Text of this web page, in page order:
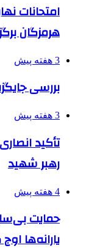
هرمزگان
3 هفته پیش
بررسی
3 هفته پیش
تأکید
رهبر شهید
4 هفته پیش
حمایت
یارانه‌ها